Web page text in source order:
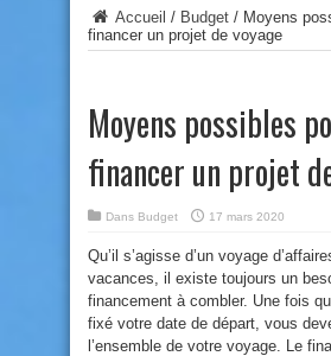
Accueil / Budget / Moyens
financer un projet de voyage
Moyens possibles
financer un projet
Dans Budget 17 mars 2020
Qu’il s’agisse d’un voyage
vacances, il existe toujours un
financement à combler. Une fois
fixé votre date de départ, vous
l’ensemble de votre voyage. Le